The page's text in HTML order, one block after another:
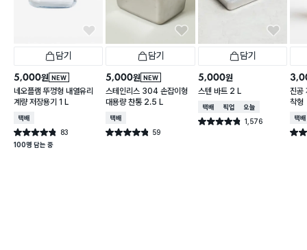
담기
NEW
5,000원
네오플램 뚜껑형 내열유리
계량 저장용기 1 L
택배배송
별점 4.8점 83
건 작성
100명 담는 중
담기
NEW
5,000원
스테인리스 304 손잡이형
대용량 찬통 2.5 L
택배배송
별점 4.8점 59
건 작성
담기
5,000원
스텐 바트 2 L
택배배송매장픽업오늘배송
별점 4.8점 1,576
건 작성
진공
착형
택배
별점